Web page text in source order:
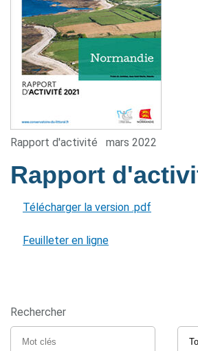
Rapport d'activité mars 2022
Rapport
Télécharger la version .pdf
Feuilleter en ligne
Rechercher